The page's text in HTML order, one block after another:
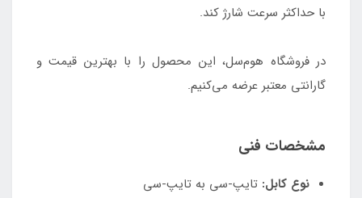
با حداکثر سرعت شارژ کند.
در فروشگاه هوم‌سل، این محصول را با بهترین قیمت و
گارانتی معتبر عرضه می‌کنیم.
مشخصات فنی
نوع کابل: تایپ-سی به تایپ-سی